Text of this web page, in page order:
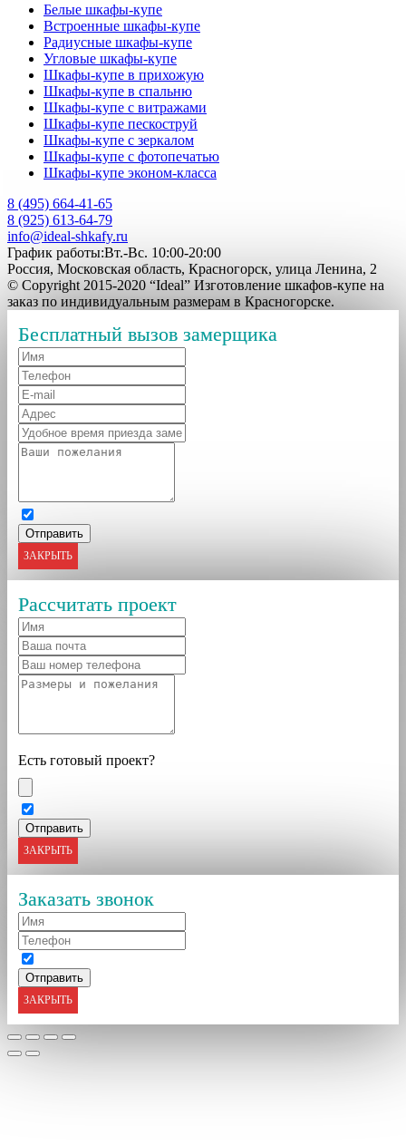
Белые шкафы-купе
Встроенные шкафы-купе
Радиусные шкафы-купе
Угловые шкафы-купе
Шкафы-купе в прихожую
Шкафы-купе в спальню
Шкафы-купе с витражами
Шкафы-купе пескоструй
Шкафы-купе с зеркалом
Шкафы-купе с фотопечатью
Шкафы-купе эконом-класса
8 (495) 664-41-65
8 (925) 613-64-79
info@ideal-shkafy.ru
График работы:Вт.-Вс. 10:00-20:00
Россия, Московская область, Красногорск, улица Ленина, 2
© Copyright 2015-2020 “Ideal” Изготовление шкафов-купе на
заказ по индивидуальным размерам в Красногорске.
Бесплатный вызов замерщика
ЗАКРЫТЬ
Рассчитать проект
Есть готовый проект?
ЗАКРЫТЬ
Заказать звонок
ЗАКРЫТЬ